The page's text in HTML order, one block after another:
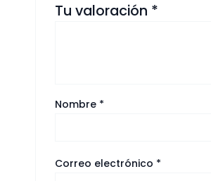
Tu valoración *
Nombre *
Correo electrónico *